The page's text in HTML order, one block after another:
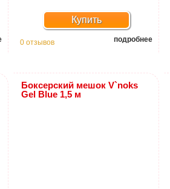
Купить
0 отзывов подробнее
Боксерский мешок V`noks
Gel Blue 1,5 м